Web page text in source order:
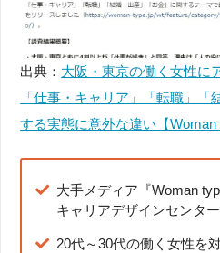
出典： 大阪・東京の働く女性に
「仕事・キャリア」「転職」
する実態に意外な違い【Woman
大手メディア『Woman
キャリアデザインセンター
20代～30代の働く女性を